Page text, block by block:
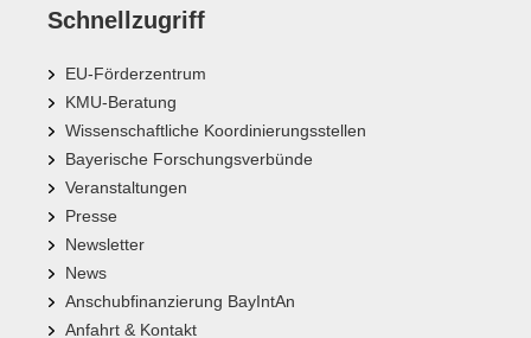
Schnellzugriff
EU-Förderzentrum
KMU-Beratung
Wissenschaftliche Koordinierungsstellen
Bayerische Forschungsverbünde
Veranstaltungen
Presse
Newsletter
News
Anschubfinanzierung BayIntAn
Anfahrt & Kontakt